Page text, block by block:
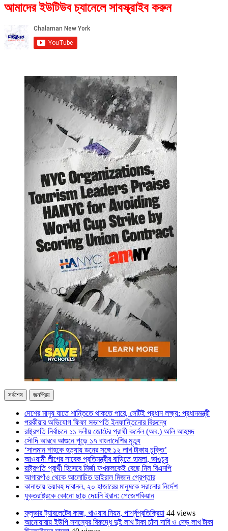
আমাদের ইউটিউব চ্যানেলে সাবস্ক্রাইব করুন
সর্বশেষ জনপ্রিয়
দেশের মানুষ যাতে শান্তিতে থাকতে পারে, সেটিই প্রধান লক্ষ্য: প্রধানমন্ত্রী
পরকীয়ার অভিযোগ ফিফা সভাপতি ইনফান্তিনোর বিরুদ্ধে
রাষ্ট্রপতি নির্বাচনে ১১ দলীয় জোটের প্রার্থী কর্নেল (অব.) অলি আহমদ
সৌদি আরবে আগুনে পুড়ে ১৭ বাংলাদেশির মৃত্যু
‘সালমান শাহকে হত্যায় ডনের সঙ্গে ১২ লাখ টাকায় চুক্তি’
আওয়ামী লীগের সাবেক প্রতিমন্ত্রীর বাড়িতে হামলা, ভাঙচুর
রাষ্ট্রপতি প্রার্থী হিসেবে মির্জা ফখরুলকেই বেছে নিল বিএনপি
আগারগাঁও থেকে আলোচিত ভাইরাল মিজান গ্রেপ্তার
কানাডায় ভয়াবহ দাবানল, ২০ হাজারের মানুষকে সরানোর নির্দেশ
যুক্তরাষ্ট্রকে কোনো ছাড় দেয়নি ইরান: পেজেশকিয়ান
ফ্লুভার ট্যাবলেটের কাজ, খাওয়ার নিয়ম, পার্শ্বপ্রতিক্রিয়া 44 views
আনোয়ারায় ইউপি সদস্যের বিরুদ্ধে দুই লাখ টাকা চাঁদা দাবি ও দেড় লাখ টাকা